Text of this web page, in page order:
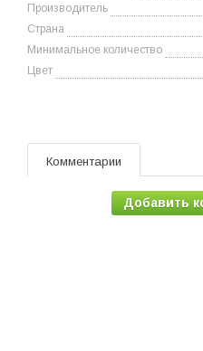
Производитель
Страна
Минимальное количество
Цвет
Комментарии
Добавить